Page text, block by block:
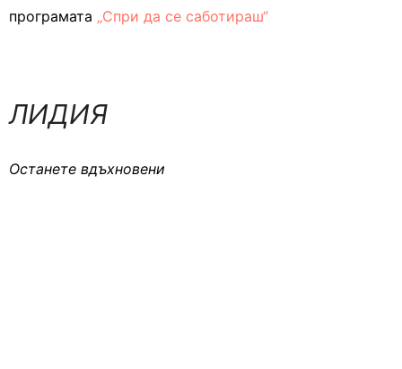
програмата „Спри да се саботираш“
ЛИДИЯ
Останете вдъхновени